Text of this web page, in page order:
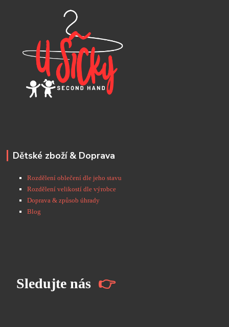
Dětské zboží & Doprava
Rozdělení oblečení dle jeho stavu
Rozdělení velikostí dle výrobce
Doprava & způsob úhrady
Blog
Sledujte nás 👉